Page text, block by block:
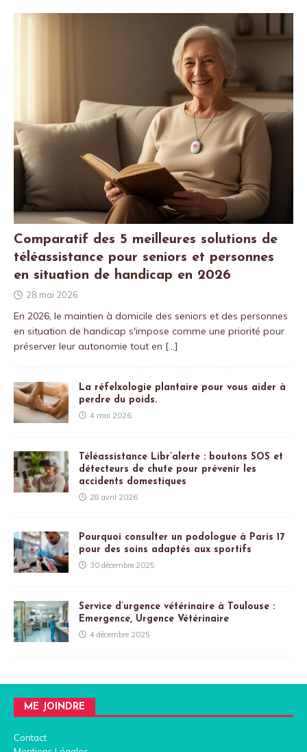
Comparatif des 5 meilleures solutions de
téléassistance pour seniors et personnes
en situation de handicap en 2026
28 mai 2026
En 2026, le maintien à domicile des seniors et des personnes
en situation de handicap s'impose comme une priorité pour
préserver leur autonomie tout en […]
La réfelxologie plantaire pour vous aider à
perdre du poids.
4 mai 2026
Téléassistance Libr’alerte : boutons SOS et
détecteurs de chute pour prévenir les
accidents domestiques
28 avril 2026
Pourquoi consulter un podologue à Paris 17
pour des soins adaptés aux sportifs
30 décembre 2025
Service d’urgence vétérinaire à Toulouse :
Emergence, Urgence Vétérinaire
4 décembre 2025
ME JOINDRE
Contact